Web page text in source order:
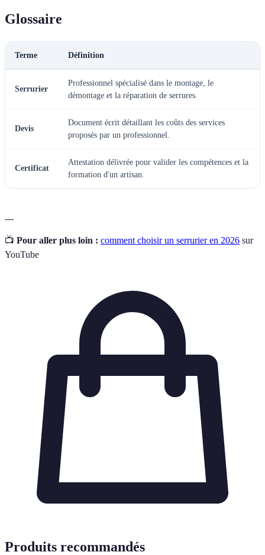
Glossaire
Terme Définition
Serrurier
Professionnel spécialisé dans le montage, le
démontage et la réparation de serrures.
Devis
Document écrit détaillant les coûts des services
proposés par un professionnel.
Certificat
Attestation délivrée pour valider les compétences et la
formation d'un artisan.
---
📺 Pour aller plus loin : comment choisir un serrurier en 2026 sur
YouTube
Produits recommandés